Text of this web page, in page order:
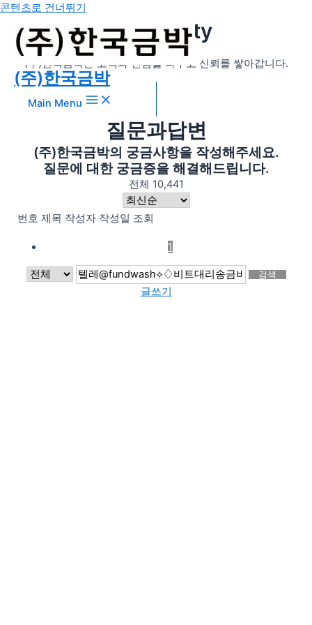
콘텐츠로 건너뛰기
(주)한국금박
Main Menu
community
(주)한국금박은 고객과 진심을 나누고 신뢰를 쌓아갑니다.
질문과답변
(주)한국금박의 궁금사항을 작성해주세요.
질문에 대한 궁금증을 해결해드립니다.
전체 10,441
번호 제목 작성자 작성일 조회
1
검색
글쓰기